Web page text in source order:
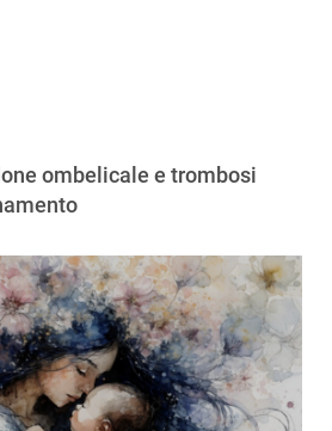
ombelicale e trombosi